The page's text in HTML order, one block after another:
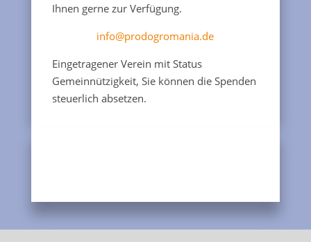
Ihnen gerne zur Verfügung.
info@prodogromania.de
Eingetragener Verein mit Status
Gemeinnützigkeit, Sie können die Spenden
steuerlich absetzen.